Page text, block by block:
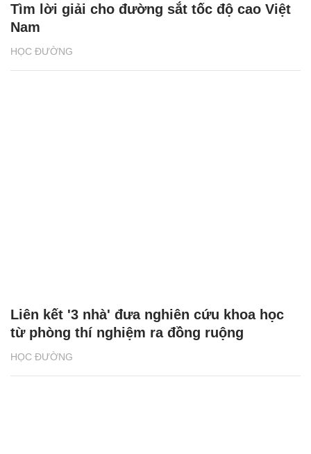
HỌC ĐƯỜNG
Tìm lời giải cho đường sắt tốc độ cao Việt
Nam
HỌC ĐƯỜNG
Liên kết '3 nhà' đưa nghiên cứu khoa học
từ phòng thí nghiệm ra đồng ruộng